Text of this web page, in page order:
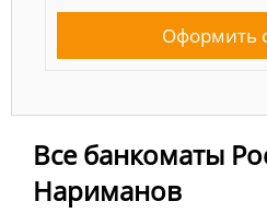
Оформить
Все банкоматы
Нариманов